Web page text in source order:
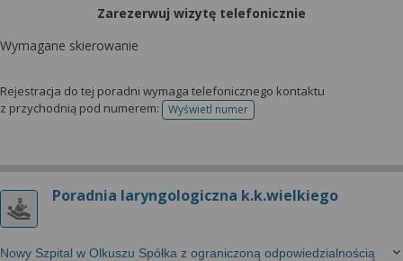
Zarezerwuj wizytę telefonicznie
Wymagane skierowanie
Rejestracja do tej poradni wymaga telefonicznego kontaktu
z przychodnią pod numerem:
Wyświetl numertelefonu do rejestracji
Poradnia laryngologiczna k.k.wielkiego
Nowy Szpital w Olkuszu Spółka z ograniczoną odpowiedzialnością